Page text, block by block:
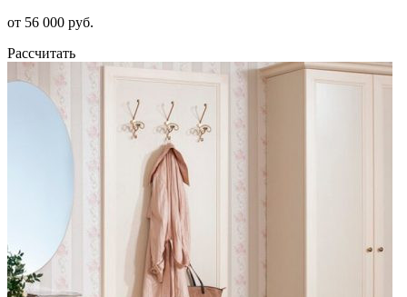
от 56 000 руб.
Рассчитать